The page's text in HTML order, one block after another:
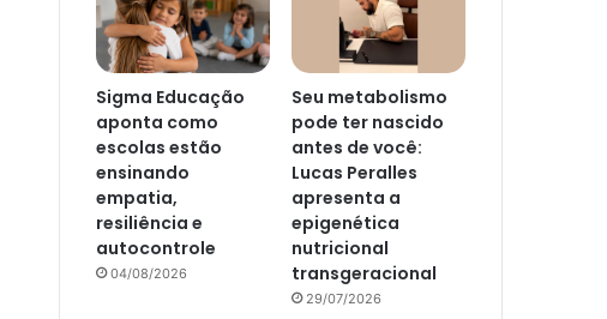
Sigma Educação
aponta como
escolas estão
ensinando
empatia,
resiliência e
autocontrole
04/08/2026
Seu metabolismo
pode ter nascido
antes de você:
Lucas Peralles
apresenta a
epigenética
nutricional
transgeracional
29/07/2026